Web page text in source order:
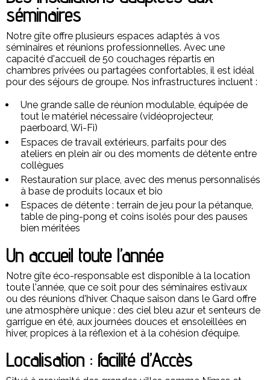
séminaires
Notre gîte offre plusieurs espaces adaptés à vos
séminaires et réunions professionnelles. Avec une
capacité d'accueil de 50 couchages répartis en
chambres privées ou partagées confortables, il est idéal
pour des séjours de groupe. Nos infrastructures incluent :
Une grande salle de réunion modulable, équipée de
tout le matériel nécessaire (vidéoprojecteur,
paerboard, Wi-Fi)
Espaces de travail extérieurs, parfaits pour des
ateliers en plein air ou des moments de détente entre
collègues
Restauration sur place, avec des menus personnalisés
à base de produits locaux et bio
Espaces de détente : terrain de jeu pour la pétanque,
table de ping-pong et coins isolés pour des pauses
bien méritées
Un accueil toute l’année
Notre gîte éco-responsable est disponible à la location
toute l'année, que ce soit pour des séminaires estivaux
ou des réunions d'hiver. Chaque saison dans le Gard offre
une atmosphère unique : des ciel bleu azur et senteurs de
garrigue en été, aux journées douces et ensoleillées en
hiver, propices à la réflexion et à la cohésion d’équipe.
Localisation : facilité d’Accès